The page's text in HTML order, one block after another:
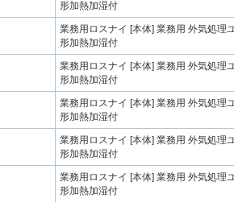
形加熱加湿付
業務用ロスナイ [本体] 業務用 外気処
形加熱加湿付
業務用ロスナイ [本体] 業務用 外気処
形加熱加湿付
業務用ロスナイ [本体] 業務用 外気処
形加熱加湿付
業務用ロスナイ [本体] 業務用 外気処
形加熱加湿付
業務用ロスナイ [本体] 業務用 外気処
形加熱加湿付